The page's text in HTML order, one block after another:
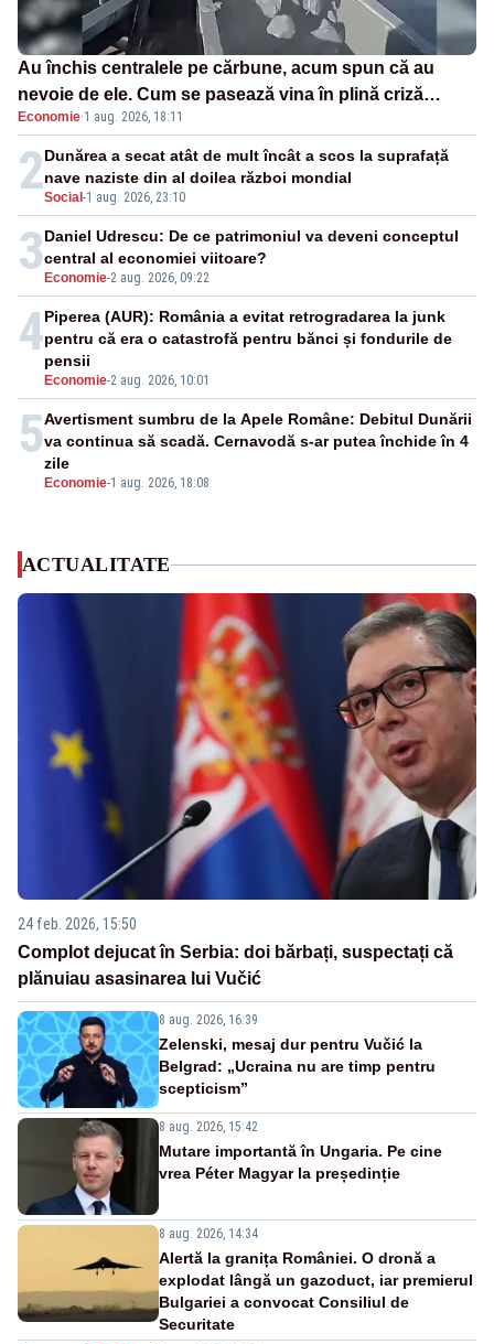
Au închis centralele pe cărbune, acum spun că au
nevoie de ele. Cum se pasează vina în plină criză
energetică
Economie·1 aug. 2026, 18:11
2Social -1 aug. 2026, 23:10
Dunărea a secat atât de mult încât a scos la suprafață
nave naziste din al doilea război mondial
3 Economie-2 aug. 2026, 09:22
Daniel Udrescu: De ce patrimoniul va deveni conceptul
central al economiei viitoare?
4
Economie-2 aug. 2026, 10:01
Piperea (AUR): România a evitat retrogradarea la junk
pentru că era o catastrofă pentru bănci și fondurile de
pensii
5
Economie-1 aug. 2026, 18:08
Avertisment sumbru de la Apele Române: Debitul Dunării
va continua să scadă. Cernavodă s-ar putea închide în 4
zile
ACTUALITATE
24 feb. 2026, 15:50
Complot dejucat în Serbia: doi bărbați, suspectați că
plănuiau asasinarea lui Vučić
8 aug. 2026, 16:39
Zelenski, mesaj dur pentru Vučić la
Belgrad: „Ucraina nu are timp pentru
scepticism”
8 aug. 2026, 15:42
Mutare importantă în Ungaria. Pe cine
vrea Péter Magyar la președinție
8 aug. 2026, 14:34
Alertă la granița României. O dronă a
explodat lângă un gazoduct, iar premierul
Bulgariei a convocat Consiliul de
Securitate